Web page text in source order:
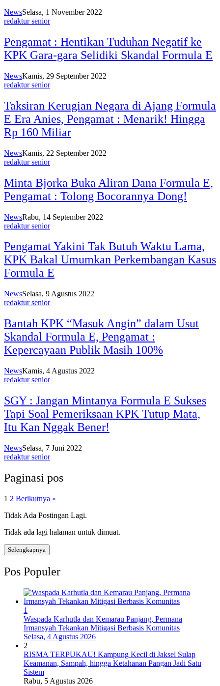
NewsSelasa, 1 November 2022
redaktur senior
Pengamat : Hentikan Tuduhan Negatif ke
KPK Gara-gara Selidiki Skandal Formula E
NewsKamis, 29 September 2022
redaktur senior
Taksiran Kerugian Negara di Ajang Formula
E Era Anies, Pengamat : Menarik! Hingga
Rp 160 Miliar
NewsKamis, 22 September 2022
redaktur senior
Minta Bjorka Buka Aliran Dana Formula E,
Pengamat : Tolong Bocorannya Dong!
NewsRabu, 14 September 2022
redaktur senior
Pengamat Yakini Tak Butuh Waktu Lama,
KPK Bakal Umumkan Perkembangan Kasus
Formula E
NewsSelasa, 9 Agustus 2022
redaktur senior
Bantah KPK “Masuk Angin” dalam Usut
Skandal Formula E, Pengamat :
Kepercayaan Publik Masih 100%
NewsKamis, 4 Agustus 2022
redaktur senior
SGY : Jangan Mintanya Formula E Sukses
Tapi Soal Pemeriksaan KPK Tutup Mata,
Itu Kan Nggak Bener!
NewsSelasa, 7 Juni 2022
redaktur senior
Paginasi pos
1 2 Berikutnya »
Tidak Ada Postingan Lagi.
Tidak ada lagi halaman untuk dimuat.
Selengkapnya
Pos Populer
1
Waspada Karhutla dan Kemarau Panjang, Permana
Irmansyah Tekankan Mitigasi Berbasis Komunitas
Selasa, 4 Agustus 2026
2
RISMA TERPUKAU! Kampung Kecil di Jaksel Sulap
Keamanan, Sampah, hingga Ketahanan Pangan Jadi Satu
Sistem
Rabu, 5 Agustus 2026